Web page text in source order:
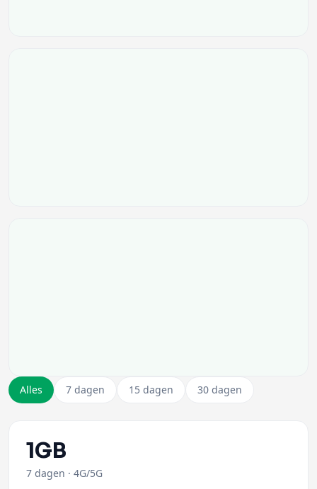
Alles 7 dagen 15 dagen 30 dagen
1GB
7 dagen · 4G/5G